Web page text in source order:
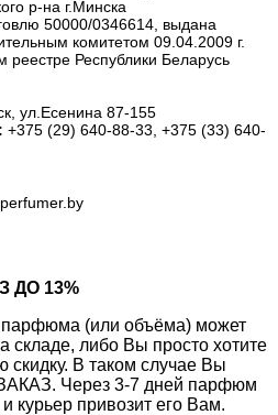
р-на г.Минска
50000/0346614, выдана
комитетом 09.04.2009 г.
реестре Республики Беларусь
ул.Есенина 87-155
+375 (29) 640-88-33, +375 (33) 640-
ДО 13%
парфюма (или объёма) может
складе, либо Вы просто хотите
скидку. В таком случае Вы
Через 3-7 дней парфюм
курьер привозит его Вам.